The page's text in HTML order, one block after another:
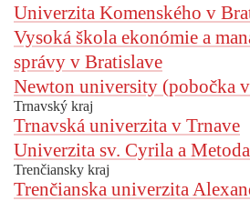
Univerzita Komenského v
Vysoká škola ekonómie a
správy v Bratislave
Newton university (pobočka
Trnavský kraj
Trnavská univerzita v Trnave
Univerzita sv. Cyrila a
Trenčiansky kraj
Trenčianska univerzita